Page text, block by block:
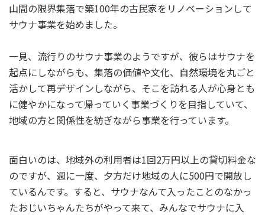
山間の限界集落で築100年の古民家をリノベーションして
サウナ事業を始めました。
一見、流行りのサウナ事業のようですが、彼らはサウナを
起点にしながらも、集落の価値や文化、自然環境を丸ごと
活かして再デザインしながら、そこを訪れる人が心身とも
に健やかになって帰っていく事業づくりを目指していて、
地域の方と関係性を紡ぎながら事業を行っています。
面白いのは、地域外の利用者は1回2万円以上の貸切料金な
のですが、週に一度、夕方だけ地域の人に500円で開放し
ているんです。すると、サウナなんて入ったことのなかっ
たおじいちゃんたちがやって来て、みんなでサウナに入